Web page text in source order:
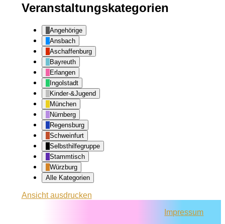
Veranstaltungskategorien
Angehörige
Ansbach
Aschaffenburg
Bayreuth
Erlangen
Ingolstadt
Kinder-&Jugend
München
Nürnberg
Regensburg
Schweinfurt
Selbsthilfegruppe
Stammtisch
Würzburg
Alle Kategorien
Ansichtausdrucken
Impressum